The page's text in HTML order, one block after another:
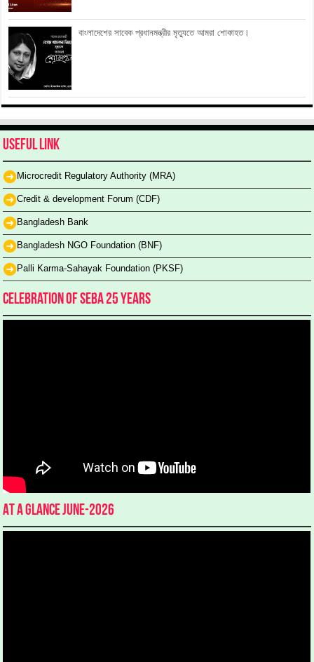
বাংলাদেশের সাবেক প্রধানমন্ত্রীর মৃত্যুতে আমরা শোকাহত।
Useful Link
Microcredit Regulatory Authority (MRA)
Credit & development Forum (CDF)
Bangladesh Bank
Bangladesh NGO Foundation (BNF)
Palli Karma-Sahayak Foundation (PKSF)
Celebration of SEBA 25 Years
At a glance June-2026